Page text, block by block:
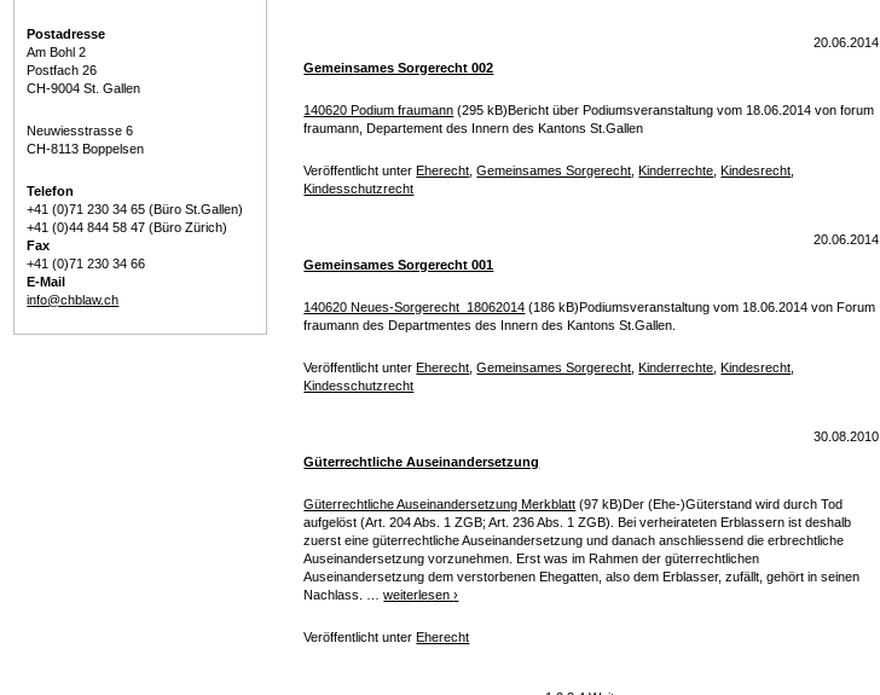
Postadresse
Am Bohl 2
Postfach 26
CH-9004 St. Gallen
Neuwiesstrasse 6
CH-8113 Boppelsen
Telefon
+41 (0)71 230 34 65 (Büro St.Gallen)
+41 (0)44 844 58 47 (Büro Zürich)
Fax
+41 (0)71 230 34 66
E-Mail
info@chblaw.ch
20.06.2014
Gemeinsames Sorgerecht 002
140620 Podium fraumann (295 kB)Bericht über Podiumsveranstaltung vom 18.06.2014 von forum
fraumann, Departement des Innern des Kantons St.Gallen
Veröffentlicht unter Eherecht ,Gemeinsames Sorgerecht ,Kinderrechte ,Kindesrecht
Kindesschutzrecht
20.06.2014
Gemeinsames Sorgerecht 001
140620 Neues-Sorgerecht_18062014 (186 kB)Podiumsveranstaltung vom 18.06.2014 von Forum
fraumann des Departmentes des Innern des Kantons St.Gallen.
Veröffentlicht unter Eherecht ,Gemeinsames Sorgerecht ,Kinderrechte ,Kindesrecht
Kindesschutzrecht
30.08.2010
Güterrechtliche Auseinandersetzung
Güterrechtliche Auseinandersetzung Merkblatt (97 kB)Der (Ehe-)Güterstand wird durch Tod
aufgelöst (Art. 204 Abs. 1 ZGB; Art. 236 Abs. 1 ZGB). Bei verheirateten Erblassern ist deshalb
zuerst eine güterrechtliche Auseinandersetzung und danach anschliessend die erbrechtliche
Auseinandersetzung vorzunehmen. Erst was im Rahmen der güterrechtlichen
Auseinandersetzung dem verstorbenen Ehegatten, also dem Erblasser, zufällt, gehört in seinen
Nachlass. …weiterlesen›
Veröffentlicht unter Eherecht